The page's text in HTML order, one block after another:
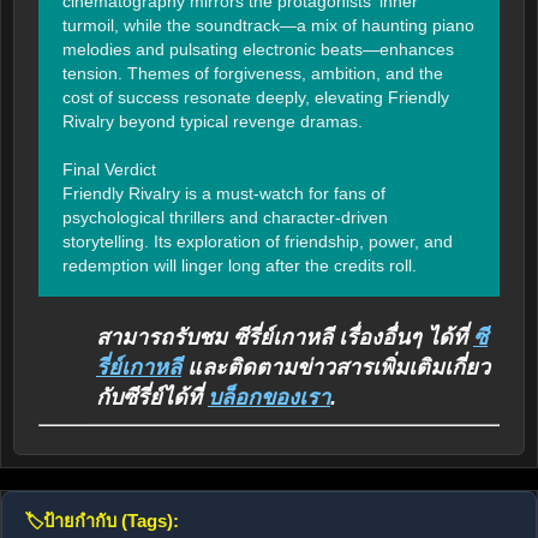
turmoil, while the soundtrack—a mix of haunting piano
melodies and pulsating electronic beats—enhances
tension. Themes of forgiveness, ambition, and the
cost of success resonate deeply, elevating Friendly
Rivalry beyond typical revenge dramas.
Final Verdict
Friendly Rivalry is a must-watch for fans of
psychological thrillers and character-driven
storytelling. Its exploration of friendship, power, and
redemption will linger long after the credits roll.
สามารถรับชม ซีรี่ย์เกาหลี เรื่องอื่นๆ ได้ที่ ซี
รี่ย์เกาหลีและติดตามข่าวสารเพิ่มเติมเกี่ยว
กับซีรี่ย์ได้ที่ บล็อกของเรา.
🏷️ป้ายกำกับ (Tags):